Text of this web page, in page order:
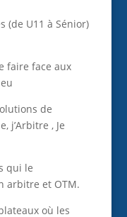
(de U11 à Sénior)
faire face aux
de
j’Arbitre , Je
qui le
arbitre et OTM.
où les